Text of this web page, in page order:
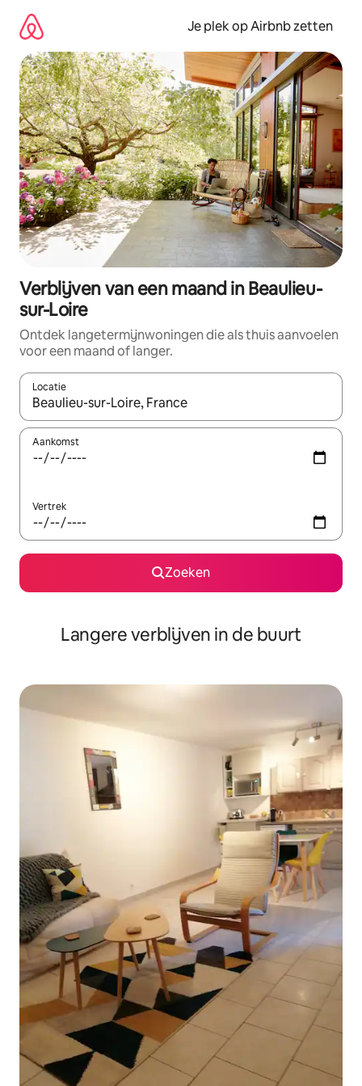
direct
naar
inhoud
Je plek op Airbnb zetten
Verblijven van een maand in Beaulieu-
sur-Loire
Ontdek langetermijnwoningen die als thuis aanvoelen
voor een maand of langer.
Locatie
Wanneer er resultaten beschikbaar zijn, maak je een keuze
Aankomst
Vertrek
Zoeken
Langere verblijven in de buurt